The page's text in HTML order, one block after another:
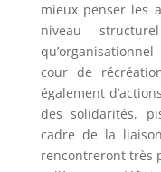
mieux penser les
niveau
cour de
également
des solidarités,
cadre de la
rencontreront très